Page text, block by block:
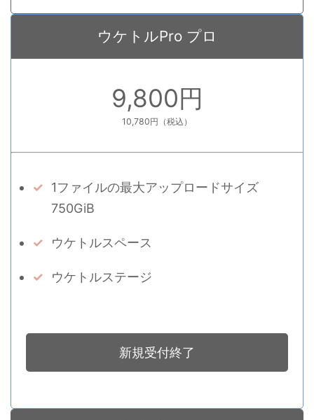
ウケトルPro プロ
9,800円
10,780円（税込）
1ファイルの最大アップロードサイズ
750GiB
ウケトルスペース
ウケトルステージ
新規受付終了